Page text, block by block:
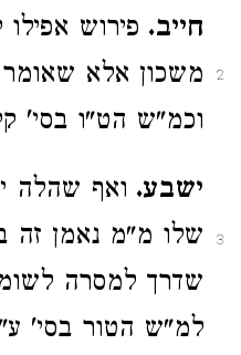
2
חייב. פירוש
משכון אלא שאומר
וכמ"ש הט"ו בסי'
3
ישבע. ואף שהלה
שלו מ"מ נאמן זה
שדרך למסרה
למ"ש הטור בסי'